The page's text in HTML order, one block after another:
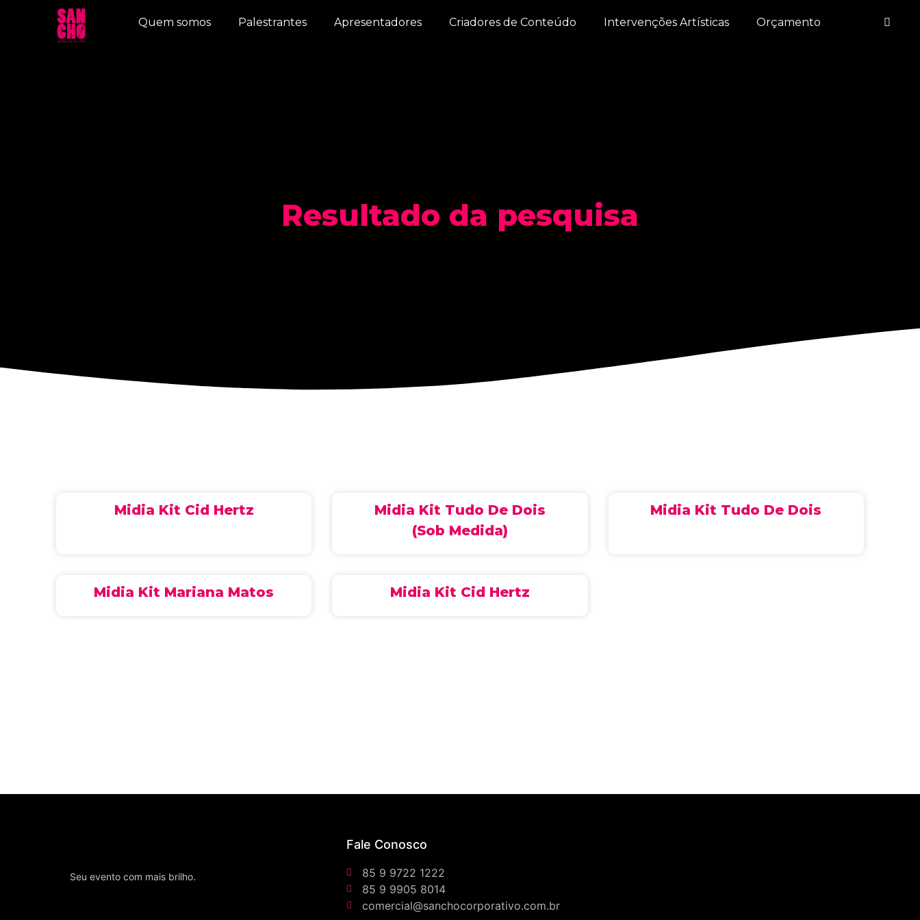
Quem somos Palestrantes Apresentadores Criadores de Conteúdo Intervenções Artísticas Orçamento
Resultado da pesquisa
Midia Kit Cid Hertz
Midia Kit Tudo De Dois
(Sob Medida)
Midia Kit Tudo De Dois
Midia Kit Mariana Matos Midia Kit Cid Hertz
Seu evento com mais brilho.
Fale Conosco
85 9 9722 1222
85 9 9905 8014
comercial@sanchocorporativo.com.br